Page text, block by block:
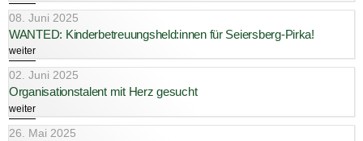
08. Juni 2025
WANTED: Kinderbetreuungsheld:innen für Seiersberg-Pirka!
weiter
02. Juni 2025
Organisationstalent mit Herz gesucht
weiter
26. Mai 2025